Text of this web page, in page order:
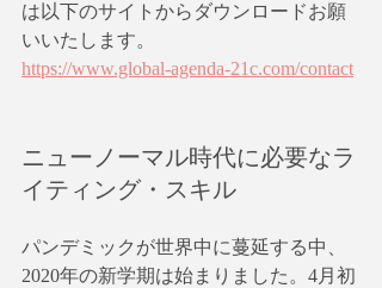
は以下のサイトからダウンロードお願
いいたします。
https://www.global-agenda-21c.com/contact
ニューノーマル時代に必要なラ
イティング・スキル
パンデミックが世界中に蔓延する中、
2020年の新学期は始まりました。4月初